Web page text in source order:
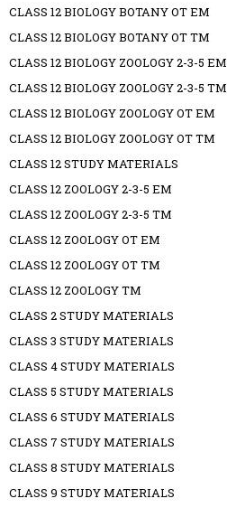
CLASS 12 BIOLOGY BOTANY OT EM
CLASS 12 BIOLOGY BOTANY OT TM
CLASS 12 BIOLOGY ZOOLOGY 2-3-5 EM
CLASS 12 BIOLOGY ZOOLOGY 2-3-5 TM
CLASS 12 BIOLOGY ZOOLOGY OT EM
CLASS 12 BIOLOGY ZOOLOGY OT TM
CLASS 12 STUDY MATERIALS
CLASS 12 ZOOLOGY 2-3-5 EM
CLASS 12 ZOOLOGY 2-3-5 TM
CLASS 12 ZOOLOGY OT EM
CLASS 12 ZOOLOGY OT TM
CLASS 12 ZOOLOGY TM
CLASS 2 STUDY MATERIALS
CLASS 3 STUDY MATERIALS
CLASS 4 STUDY MATERIALS
CLASS 5 STUDY MATERIALS
CLASS 6 STUDY MATERIALS
CLASS 7 STUDY MATERIALS
CLASS 8 STUDY MATERIALS
CLASS 9 STUDY MATERIALS